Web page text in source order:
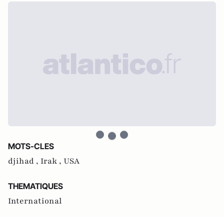
MOTS-CLES
djihad , Irak , USA
THEMATIQUES
International